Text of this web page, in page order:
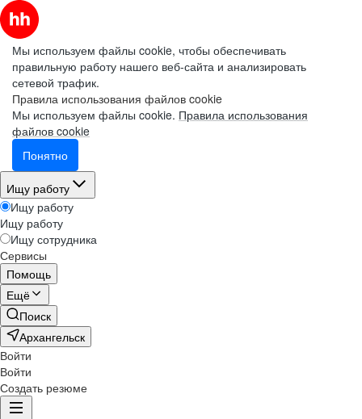
Мы используем файлы cookie, чтобы обеспечивать
правильную работу нашего веб-сайта и анализировать
сетевой трафик.
Правила использования файлов cookie
Мы используем файлы cookie. Правила использования
файлов cookie
Понятно
Ищу работу
Ищу работу
Ищу работу
Ищу сотрудника
Сервисы
Помощь
Ещё
Поиск
Архангельск
Войти
Войти
Создать резюме